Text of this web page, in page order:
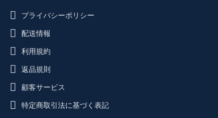
プライバシーポリシー
配送情報
利用規約
返品規則
顧客サービス
特定商取引法に基づく表記